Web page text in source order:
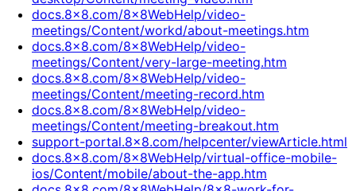
docs.8x8.com/8x8WebHelp/video-
meetings/Content/workd/about-meetings.htm
docs.8x8.com/8x8WebHelp/video-
meetings/Content/very-large-meeting.htm
docs.8x8.com/8x8WebHelp/video-
meetings/Content/meeting-record.htm
docs.8x8.com/8x8WebHelp/video-
meetings/Content/meeting-breakout.htm
support-portal.8x8.com/helpcenter/viewArticle.html
docs.8x8.com/8x8WebHelp/virtual-office-mobile-
ios/Content/mobile/about-the-app.htm